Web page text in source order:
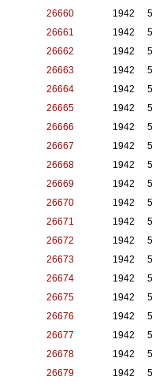
26660 1942
26661 1942
26662 1942
26663 1942
26664 1942
26665 1942
26666 1942
26667 1942
26668 1942
26669 1942
26670 1942
26671 1942
26672 1942
26673 1942
26674 1942
26675 1942
26676 1942
26677 1942
26678 1942
26679 1942